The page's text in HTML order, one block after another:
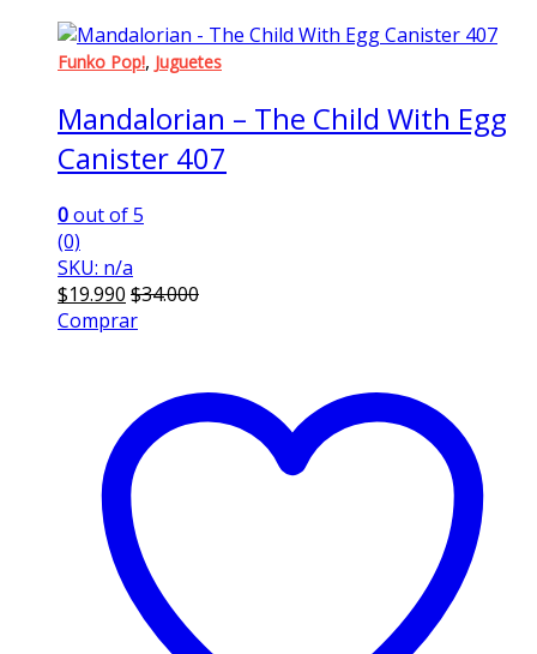
Funko Pop!, Juguetes
Mandalorian – The Child With Egg
Canister 407
0out of 5
(0)
SKU: n/a
$19.990 $34.000
Comprar